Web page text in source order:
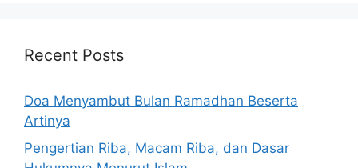
Recent Posts
Doa Menyambut Bulan Ramadhan Beserta
Artinya
Pengertian Riba, Macam Riba, dan Dasar